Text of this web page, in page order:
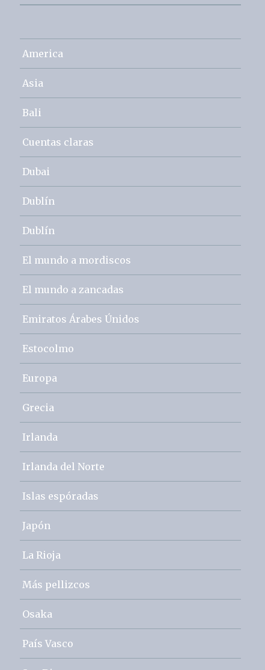
America
Asia
Bali
Cuentas claras
Dubai
Dublín
Dublín
El mundo a mordiscos
El mundo a zancadas
Emiratos Árabes Únidos
Estocolmo
Europa
Grecia
Irlanda
Irlanda del Norte
Islas espóradas
Japón
La Rioja
Más pellizcos
Osaka
País Vasco